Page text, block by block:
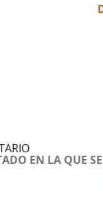
EN LA QUE